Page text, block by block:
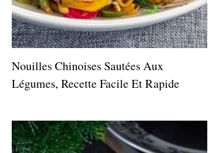
Nouilles Chinoises Sautées Aux
Légumes, Recette Facile Et Rapide